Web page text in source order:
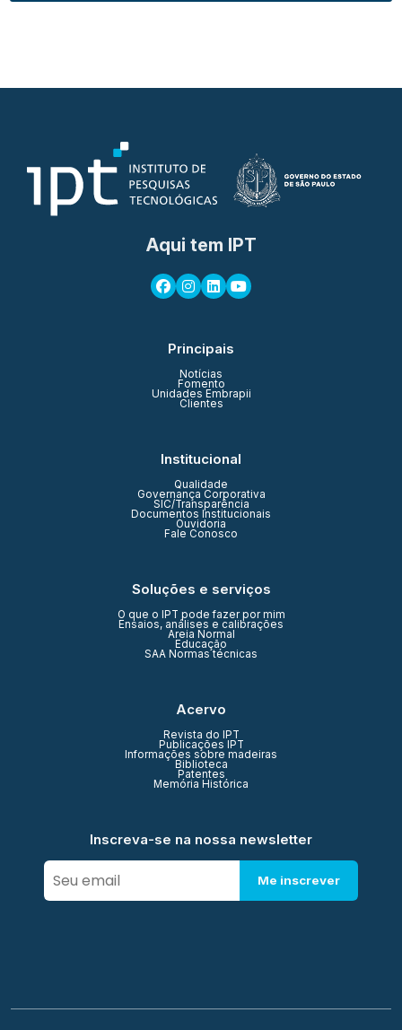
Aqui tem IPT
Principais
Notícias
Fomento
Unidades Embrapii
Clientes
Institucional
Qualidade
Governança Corporativa
SIC/Transparência
Documentos Institucionais
Ouvidoria
Fale Conosco
Soluções e serviços
O que o IPT pode fazer por mim
Ensaios, análises e calibrações
Areia Normal
Educação
SAA Normas técnicas
Acervo
Revista do IPT
Publicações IPT
Informações sobre madeiras
Biblioteca
Patentes
Memória Histórica
Inscreva-se na nossa newsletter
Me inscrever